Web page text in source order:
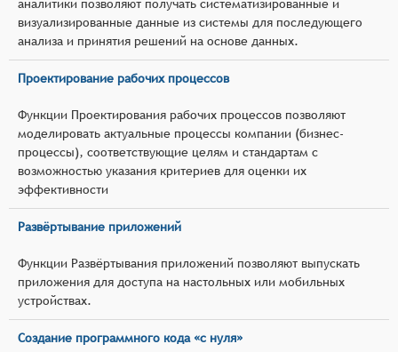
аналитики позволяют получать систематизированные и
визуализированные данные из системы для последующего
анализа и принятия решений на основе данных.
Проектирование рабочих процессов
Функции Проектирования рабочих процессов позволяют
моделировать актуальные процессы компании (бизнес-
процессы), соответствующие целям и стандартам с
возможностью указания критериев для оценки их
эффективности
Развёртывание приложений
Функции Развёртывания приложений позволяют выпускать
приложения для доступа на настольных или мобильных
устройствах.
Создание программного кода «с нуля»